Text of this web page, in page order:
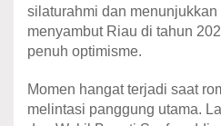
silaturahmi dan
menyambut Riau di tahun
penuh optimisme.
Momen hangat terjadi saat
melintasi panggung utama.